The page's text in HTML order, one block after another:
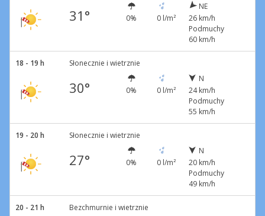
31° 0% 0 l/m²
NE
26 km/h
Podmuchy
60 km/h
18 - 19 h Słonecznie i wietrznie
30° 0% 0 l/m²
N
24 km/h
Podmuchy
55 km/h
19 - 20 h Słonecznie i wietrznie
27° 0% 0 l/m²
N
20 km/h
Podmuchy
49 km/h
20 - 21 h Bezchmurnie i wietrznie